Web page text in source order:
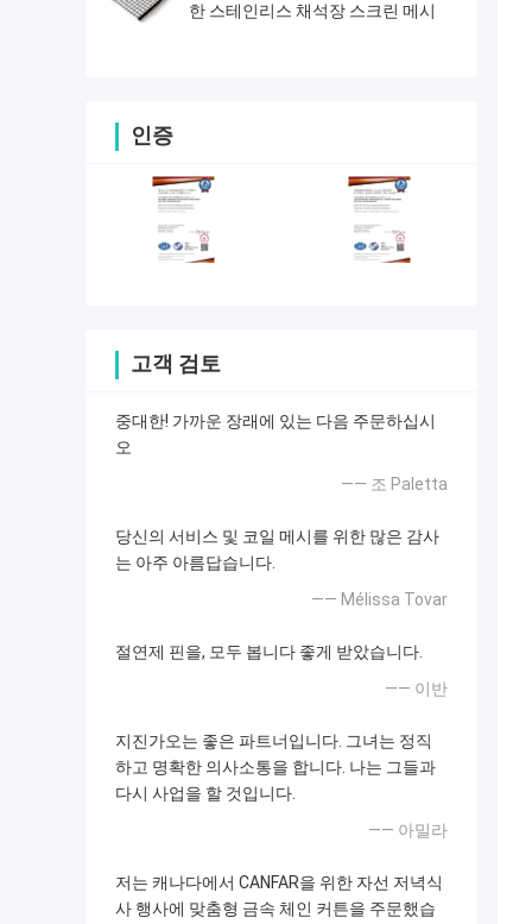
한 스테인리스 채석장 스크린 메시
인증
고객 검토
중대한! 가까운 장래에 있는 다음 주문하십시
오
—— 조 Paletta
당신의 서비스 및 코일 메시를 위한 많은 감사
는 아주 아름답습니다.
—— Mélissa Tovar
절연제 핀을, 모두 봅니다 좋게 받았습니다.
—— 이반
지진가오는 좋은 파트너입니다. 그녀는 정직
하고 명확한 의사소통을 합니다. 나는 그들과
다시 사업을 할 것입니다.
—— 아밀라
저는 캐나다에서 CANFAR을 위한 자선 저녁식
사 행사에 맞춤형 금속 체인 커튼을 주문했습